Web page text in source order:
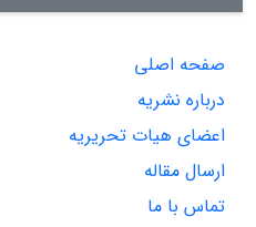
صفحه اصلی
درباره نشریه
اعضای هیات تحریریه
ارسال مقاله
تماس با ما